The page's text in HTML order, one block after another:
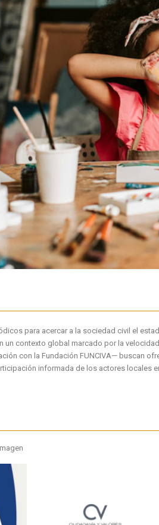
para acercar a la sociedad civil el
un contexto global marcado por la
con la Fundación FUNCIVA— buscan
informada de los actores